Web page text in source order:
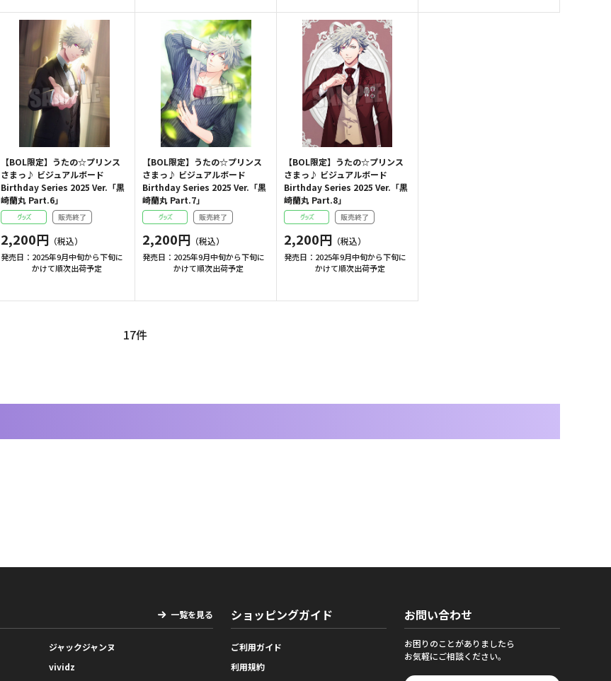
【BOL限定】うたの☆プリンス
さまっ♪ ビジュアルボード
Birthday Series 2025 Ver.「黒
崎蘭丸 Part.6」
2,200円
発売日： 2025年9月中旬から下旬に
かけて順次出荷予定
【BOL限定】うたの☆プリンス
さまっ♪ ビジュアルボード
Birthday Series 2025 Ver.「黒
崎蘭丸 Part.7」
2,200円
発売日： 2025年9月中旬から下旬に
かけて順次出荷予定
【BOL限定】うたの☆プリンス
さまっ♪ ビジュアルボード
Birthday Series 2025 Ver.「黒
崎蘭丸 Part.8」
2,200円
発売日： 2025年9月中旬から下旬に
かけて順次出荷予定
17件
一覧を見る
ジャックジャンヌ
vividz
ショッピングガイド
ご利用ガイド
利用規約
お問い合わせ
お困りのことがありましたら
お気軽にご相談ください。